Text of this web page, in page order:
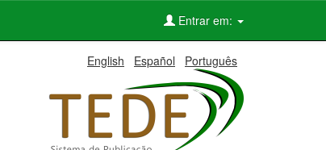
Entrar em:
English Español Português